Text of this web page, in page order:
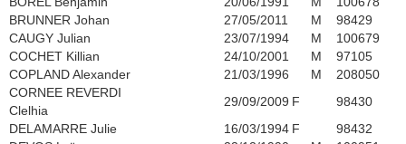
BRUNNER Johan
27/05/2011 M
98429
CAUGY Julian
23/07/1994 M
100679
COCHET Killian
24/10/2001 M
97105
COPLAND Alexander
21/03/1996 M
208050
CORNEE REVERDI
Clelhia
29/09/2009 F
98430
DELAMARRE Julie
16/03/1994 F
98432